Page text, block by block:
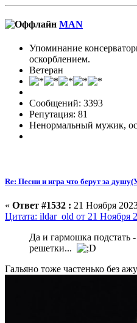
MAN
Упоминание
оскорблением.
Ветеран
Сообщений: 3393
Репутация: 81
Ненормальный мужик,
Re: Песни и игра что берут за
« Ответ #1532 : 21 Ноября
Цитата: ildar_old от 21 Ноября
Да и гармошка подстать -
решетки...
Гальяно тоже частенько без